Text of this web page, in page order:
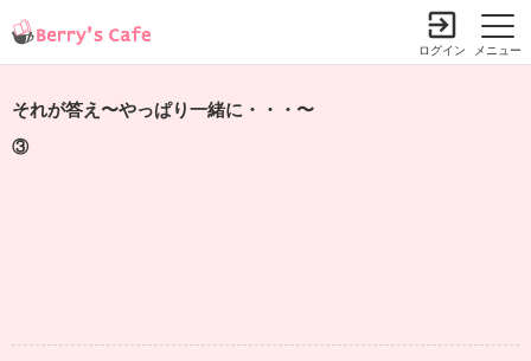
メニュー
ログイン
それが答え〜やっぱり一緒に・・・〜
③